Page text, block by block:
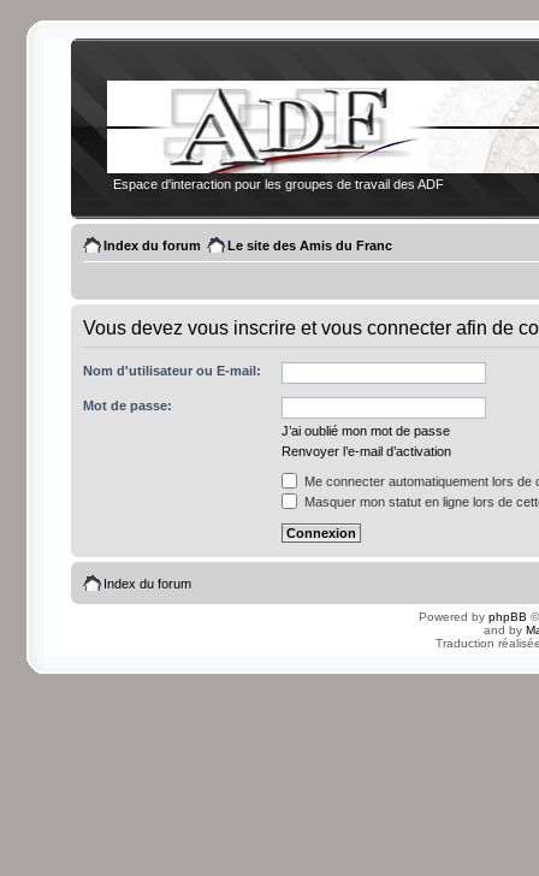
Espace d'interaction pour les groupes de travail des ADF
Index du forum Le site des Amis du Franc
Vous devez vous inscrire et vous connecter afin de
Nom d'utilisateur ou E-mail:
Mot de passe:
J’ai oublié mon mot de passe
Renvoyer l’e-mail d’activation
Me connecter automatiquement lors de
Masquer mon statut en ligne lors de
Index du forum
Powered by phpBB
and by
Traduction